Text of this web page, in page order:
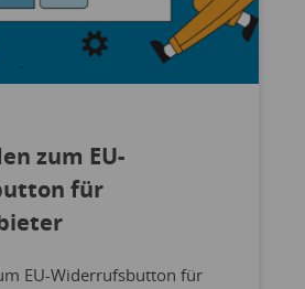
zum EU-
für
EU-Widerrufsbutton für